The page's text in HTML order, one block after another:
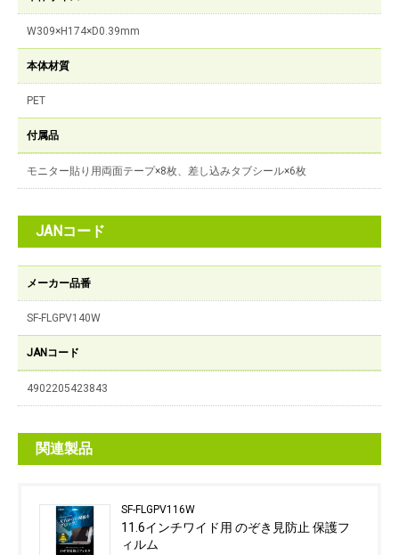
W309×H174×D0.39mm
本体材質
PET
付属品
モニター貼り用両面テープ×8枚、差し込みタブシール×6枚
JANコード
メーカー品番
SF-FLGPV140W
JANコード
4902205423843
関連製品
SF-FLGPV116W
11.6インチワイド用 のぞき見防止 保護フ
ィルム